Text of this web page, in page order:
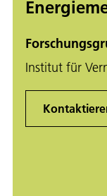
Institut für